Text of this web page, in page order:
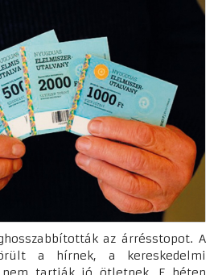
az árrésstopot. A
a hírnek, a kereskedelmi